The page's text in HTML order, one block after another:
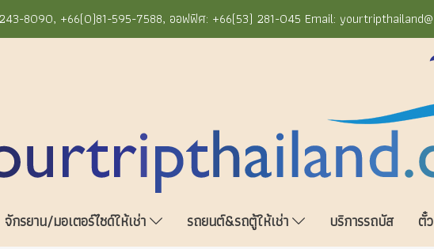
8090, +66(0)81-595-7588, ออฟฟิศ: +66(53) 281-045 Email:
จักรยาน/มอเตอร์ไซด์ให้เช่า รถยนต์&รถตู้ให้เช่า บริการรถบัส
ตั๋